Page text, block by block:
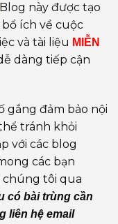
Blog này được tạo
ích về cuộc
và tài liệu MIỄN
dàng tiếp cận
gắng đảm bảo nội
tránh khỏi
với các blog
các bạn
chúng tôi qua
có bài trùng cần
liên hệ email